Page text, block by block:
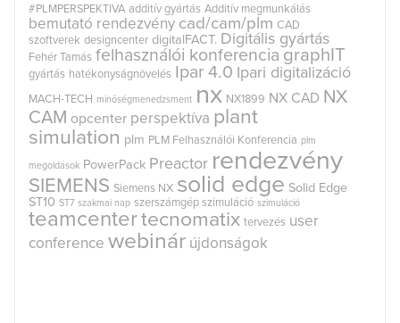
#PLMPERSPEKTIVA additív gyártás Additív megmunkálás
bemutató rendezvény cad/cam/plm CAD
szoftverek designcenter digitalFACT. Digitális gyártás
Fehér Tamás felhasználói konferencia graphIT
gyártás hatékonyságnövelés Ipar 4.0 Ipari digitalizáció
MACH-TECH minőségmenedzsment nx NX1899 NX CAD NX
CAM opcenter perspektíva plant
simulation plm PLM Felhasználói Konferencia plm
megoldások PowerPack Preactor rendezvény
SIEMENS Siemens NX solid edge Solid Edge
ST10 ST7 szakmai nap szerszámgép szimuláció szimuláció
teamcentertecnomatix tervezés user
conference webinár újdonságok